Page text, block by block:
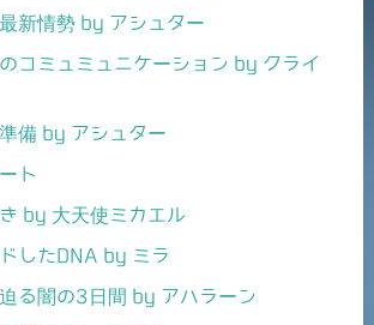
新情勢 by アシュター
コミュミュニケーション by クライ
備 by アシュター
ト
by 大天使ミカエル
したDNA by ミラ
る闇の3日間 by アハラーン